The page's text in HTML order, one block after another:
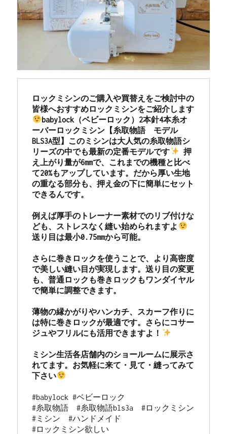
ロックミシンのご購入や買替えをご検討中の
皆様へおすすめロックミシンをご紹介します
babylock（ベビーロック）2本針4本糸オ
ーバーロックミシン【糸取物語　モデル
BLS3A型】このミシンは大人気の糸取物語シ
リーズの中でも最新の定番モデルです
押
え上がり量が6mmで、これまでの機種と比べ
て20%もアップしています。だから厚い生地
の重なる部分も、押え金の下に簡単にセット
できるんです。
例えば厚手のトレーナー素材でのリブ付けな
ども、ストレスなく縫い始められますよ
送り目は最小0.75mmから可能。
さらに巻きロックを使うことで、より高密度
で美しい縫い目が実現します。送り目の変更
も、普通ロックも巻きロックもワンダイヤル
で簡単に調整できます。
薄物の縁かがりやハンカチ、スカーフ作りに
は特に巻きロックが最適です。さらにコサー
ジュやフリルにも活用できますよ！
ミシン生活各店舗内のショールームに展示さ
れてます。お気軽に来て・見て・縫ってみて
下さい
#babylock #ベビーロック
#糸取物語　#糸取物語bls3a  #ロックミシン
#ミシン　#ハンドメイド
#ロックミシン欲しい